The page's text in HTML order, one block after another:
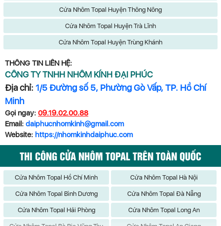
Cửa Nhôm Topal Huyện Thông Nông
Cửa Nhôm Topal Huyện Trà Lĩnh
Cửa Nhôm Topal Huyện Trùng Khánh
THÔNG TIN LIÊN HỆ:
CÔNG TY TNHH NHÔM KÍNH ĐẠI PHÚC
Địa chỉ: 1/5 Đường số 5, Phường Gò Vấp, TP. Hồ Chí
Minh
Gọi ngay: 09.19.02.00.88
Email: daiphucnhomkinh@gmail.com
Website: https://nhomkinhdaiphuc.com
THI CÔNG CỬA NHÔM TOPAL TRÊN TOÀN QUỐC
Cửa Nhôm Topal Hồ Chí Minh Cửa Nhôm Topal Hà Nội
Cửa Nhôm Topal Bình Dương Cửa Nhôm Topal Đà Nẵng
Cửa Nhôm Topal Hải Phòng Cửa Nhôm Topal Long An